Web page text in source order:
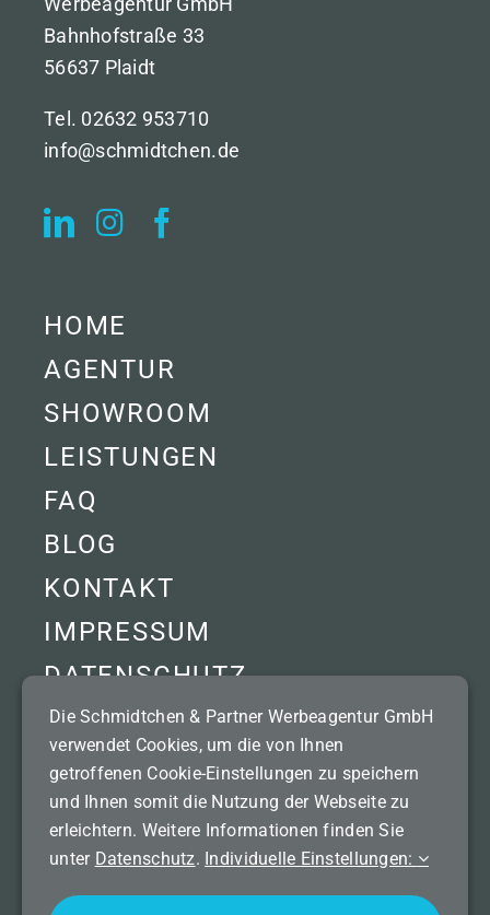
Bahnhofstraße 33
56637 Plaidt
Tel. 02632 953710
info@schmidtchen.de
HOME
AGENTUR
SHOWROOM
LEISTUNGEN
FAQ
BLOG
KONTAKT
IMPRESSUM
DATENSCHUTZ
© 2026 | Alle Rechte vorbehalten.
Unser Netzwerk:
Die Schmidtchen & Partner Werbeagentur GmbH
verwendet Cookies, um die von Ihnen
getroffenen Cookie-Einstellungen zu speichern
und Ihnen somit die Nutzung der Webseite zu
erleichtern. Weitere Informationen finden Sie
unter Datenschutz. Individuelle Einstellungen: